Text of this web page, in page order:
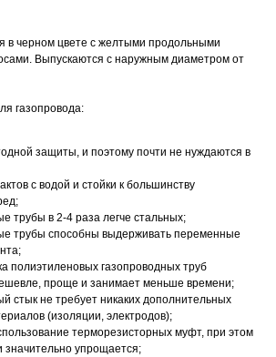
в черном цвете с желтыми продольными
Выпускаются с наружным диаметром от
газопровода:
защиты, и поэтому почти не нуждаются в
с водой и стойки к большинству
трубы в 2-4 раза легче стальных;
трубы способны выдерживать переменные
полиэтиленовых газопроводных труб
проще и занимает меньше времени;
стык не требует никаких дополнительных
(изоляции, электродов);
терморезисторных муфт, при этом
значительно упрощается;